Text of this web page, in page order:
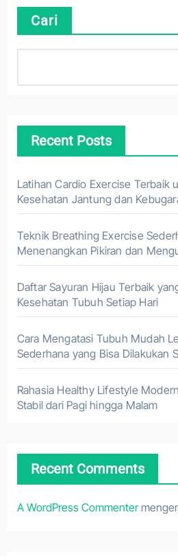
Cari
Recent Posts
Latihan Cardio Exercise Terbaik
Kesehatan Jantung dan
Teknik Breathing Exercise
Menenangkan Pikiran dan
Daftar Sayuran Hijau Terbaik
Kesehatan Tubuh Setiap Hari
Cara Mengatasi Tubuh Mudah
Sederhana yang Bisa Dilakukan
Rahasia Healthy Lifestyle
Stabil dari Pagi hingga Malam
Recent Comments
A WordPress Commenter